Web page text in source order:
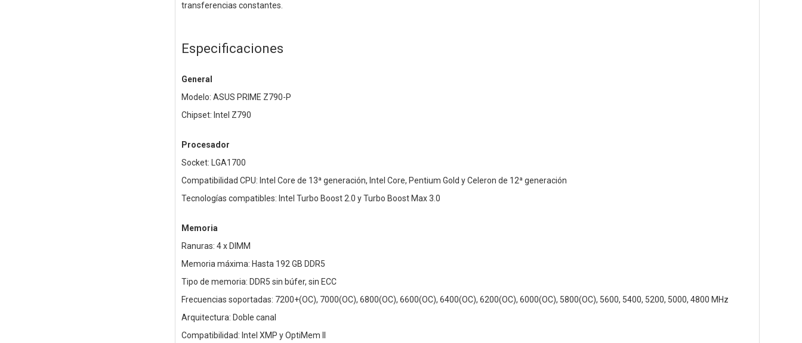
transferencias constantes.
Especificaciones
General
Modelo: ASUS PRIME Z790-P
Chipset: Intel Z790
Procesador
Socket: LGA1700
Compatibilidad CPU: Intel Core de 13ª generación, Intel Core, Pentium Gold y Celeron de 12ª generación
Tecnologías compatibles: Intel Turbo Boost 2.0 y Turbo Boost Max 3.0
Memoria
Ranuras: 4 x DIMM
Memoria máxima: Hasta 192 GB DDR5
Tipo de memoria: DDR5 sin búfer, sin ECC
Frecuencias soportadas: 7200+(OC), 7000(OC), 6800(OC), 6600(OC), 6400(OC), 6200(OC), 6000(OC), 5800(OC), 5600, 5400, 5200, 5000, 4800 MHz
Arquitectura: Doble canal
Compatibilidad: Intel XMP y OptiMem II